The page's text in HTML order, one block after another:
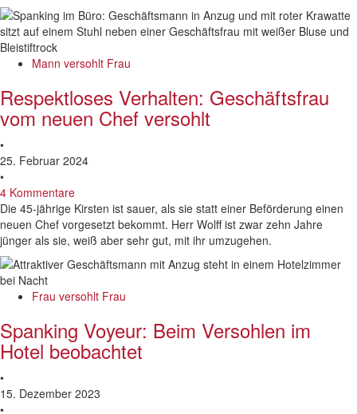
Mann versohlt Frau
Respektloses Verhalten: Geschäftsfrau
vom neuen Chef versohlt
•
25. Februar 2024
•
4 Kommentare
Die 45-jährige Kirsten ist sauer, als sie statt einer Beförderung einen
neuen Chef vorgesetzt bekommt. Herr Wolff ist zwar zehn Jahre
jünger als sie, weiß aber sehr gut, mit ihr umzugehen.
Frau versohlt Frau
Spanking Voyeur: Beim Versohlen im
Hotel beobachtet
•
15. Dezember 2023
•